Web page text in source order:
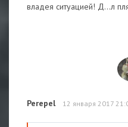
владея ситуацией! Д...л
Perepel 12 января 2017